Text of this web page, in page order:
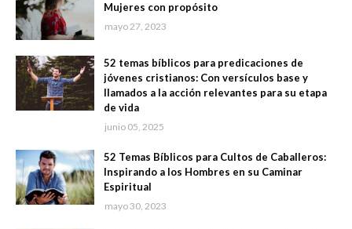
Mujeres con propósito
mayo 27, 2023
52 temas bíblicos para predicaciones de
jóvenes cristianos: Con versículos base y
llamados a la acción relevantes para su etapa
de vida
junio 05, 2025
52 Temas Bíblicos para Cultos de Caballeros:
Inspirando a los Hombres en su Caminar
Espiritual
mayo 30, 2023